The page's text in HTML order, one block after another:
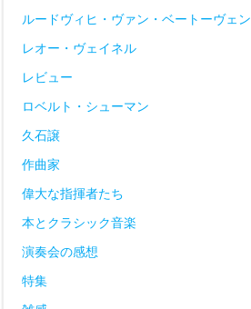
ルードヴィヒ・ヴァン・ベートーヴェン
レオー・ヴェイネル
レビュー
ロベルト・シューマン
久石譲
作曲家
偉大な指揮者たち
本とクラシック音楽
演奏会の感想
特集